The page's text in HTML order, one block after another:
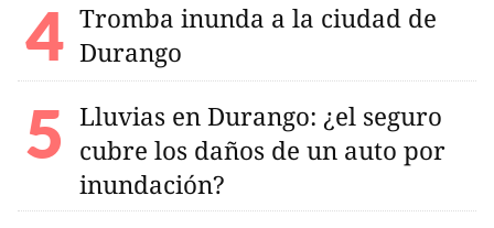
Tromba inunda a la ciudad de
Durango
Lluvias en Durango: ¿el seguro
cubre los daños de un auto por
inundación?